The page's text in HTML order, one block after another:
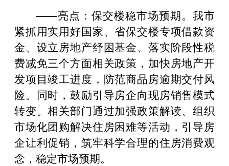
——亮点：保交楼稳市场预期。我市
紧抓用实用好国家、省保交楼专项借款资
金、设立房地产纾困基金、落实阶段性税
费减免三个方面相关政策，加快房地产开
发项目竣工进度，防范商品房逾期交付风
险。同时，鼓励引导房企向现房销售模式
转变。相关部门通过加强政策解读、组织
市场化团购解决住房困难等活动，引导房
企让利促销，筑牢科学合理的住房消费观
念，稳定市场预期。